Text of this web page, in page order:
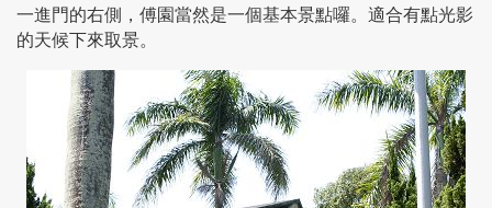
一進門的右側，傅園當然是一個基本景點囉。適合有點光影
的天候下來取景。